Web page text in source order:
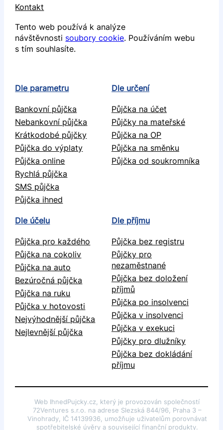
Kontakt
Tento web používá k analýze
návštěvnosti soubory cookie. Používáním webu
s tím souhlasíte.
Dle parametru
Bankovní půjčka
Nebankovní půjčka
Krátkodobé půjčky
Půjčka do výplaty
Půjčka online
Rychlá půjčka
SMS půjčka
Půjčka ihned
Dle určení
Půjčka na účet
Půjčky na mateřské
Půjčka na OP
Půjčka na směnku
Půjčka od soukromníka
Dle účelu
Půjčka pro každého
Půjčka na cokoliv
Půjčka na auto
Bezúročná půjčka
Půjčka na ruku
Půjčka v hotovosti
Nejvýhodnější půjčka
Nejlevnější půjčka
Dle příjmu
Půjčka bez registru
Půjčky pro
nezaměstnané
Půjčka bez doložení
příjmů
Půjčka po insolvenci
Půjčka v insolvenci
Půjčka v exekuci
Půjčky pro dlužníky
Půjčka bez dokládání
příjmu
Web IhnedPujcky.cz, který je provozován společností
72Ventures s.r.o. na adrese Slezská 844/96, Praha 3 –
Vinohrady, IČ 14139936, umožňuje uživatelům porovnávat
spotřebitelské úvěry a související finanční produkty.